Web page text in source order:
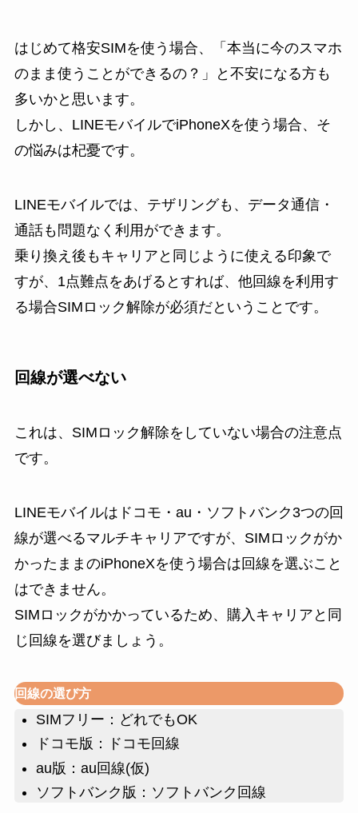
はじめて格安SIMを使う場合、「本当に今のスマホ
のまま使うことができるの？」と不安になる方も
多いかと思います。
しかし、LINEモバイルでiPhoneXを使う場合、そ
の悩みは杞憂です。
LINEモバイルでは、テザリングも、データ通信・
通話も問題なく利用ができます。
乗り換え後もキャリアと同じように使える印象で
すが、1点難点をあげるとすれば、他回線を利用す
る場合SIMロック解除が必須だということです。
回線が選べない
これは、SIMロック解除をしていない場合の注意点
です。
LINEモバイルはドコモ・au・ソフトバンク3つの回
線が選べるマルチキャリアですが、SIMロックがか
かったままのiPhoneXを使う場合は回線を選ぶこと
はできません。
SIMロックがかかっているため、 購入キャリアと同
じ回線を選びましょう。
回線の選び方
SIMフリー：どれでもOK
ドコモ版：ドコモ回線
au版：au回線(仮)
ソフトバンク版：ソフトバンク回線